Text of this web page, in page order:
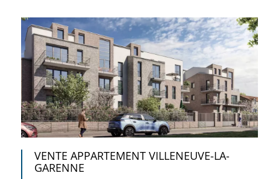
VENTE APPARTEMENT VILLENEUVE-LA-
GARENNE